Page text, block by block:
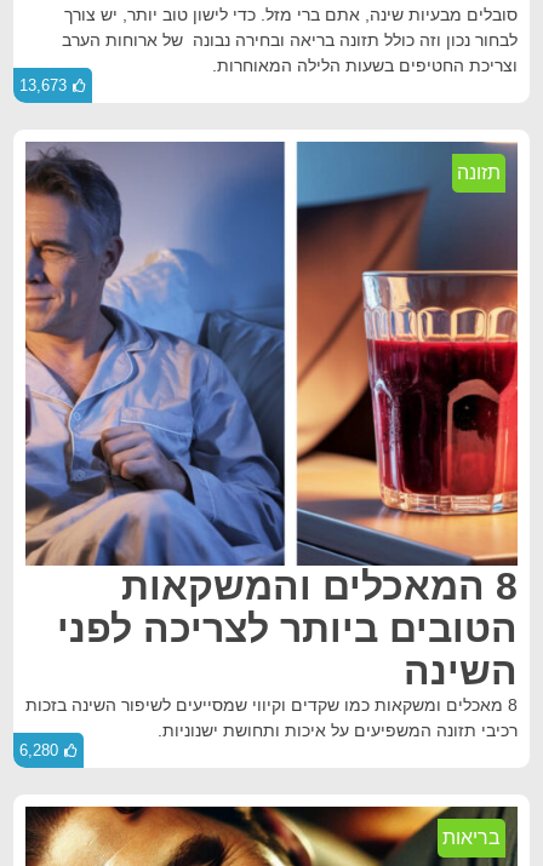
סובלים מבעיות שינה, אתם ברי מזל. כדי לישון טוב יותר, יש צורך
לבחור נכון וזה כולל תזונה בריאה ובחירה נבונה של ארוחות הערב
וצריכת החטיפים בשעות הלילה המאוחרות.
13,673
תזונה
8 המאכלים והמשקאות
הטובים ביותר לצריכה לפני
השינה
8 מאכלים ומשקאות כמו שקדים וקיווי שמסייעים לשיפור השינה בזכות
רכיבי תזונה המשפיעים על איכות ותחושת ישנוניות.
6,280
בריאות